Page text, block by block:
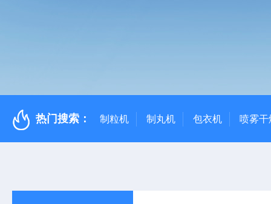
热门搜索： 制粒机 制丸机 包衣机 喷雾干